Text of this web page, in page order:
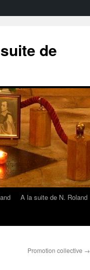
de
A la suite de N. Roland
Promotion collective →